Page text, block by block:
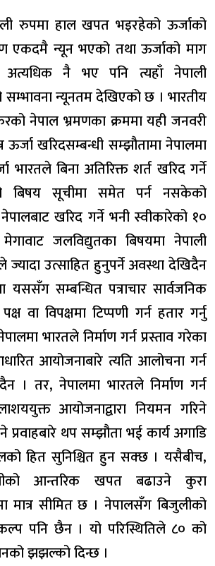
रुपमा हाल खपत भइरहेको ऊर्जाको
एकदमै न्यून भएको तथा ऊर्जाको माग
नै भए पनि त्यहाँ नेपाली
न्यूनतम देखिएको छ । भारतीय
नेपाल भ्रमणका क्रममा यही जनवरी
ऊर्जा खरिदसम्बन्धी सम्झौतामा नेपालमा
भारतले बिना अतिरिक्त शर्त खरिद गर्ने
बिषय सूचीमा समेत पर्न नसकेको
नेपालबाट खरिद गर्ने भनी स्वीकारेको १०
जलविद्युतका बिषयमा नेपाली
ज्यादा उत्साहित हुनुपर्ने अवस्था देखिदैन
यससँग सम्बन्धित पत्राचार सार्वजनिक
वा विपक्षमा टिप्पणी गर्न हतार गर्नु
भारतले निर्माण गर्न प्रस्ताव गरेका
आयोजनाबारे त्यति आलोचना गर्न
। तर, नेपालमा भारतले निर्माण गर्न
आयोजनाद्वारा नियमन गरिने
प्रवाहबारे थप सम्झौता भई कार्य अगाडि
हित सुनिश्चित हुन सक्छ । यसैबीच,
आन्तरिक खपत बढाउने कुरा
मात्र सीमित छ । नेपालसँग बिजुलीको
पनि छैन । यो परिस्थितिले ८० को
झझल्को दिन्छ ।